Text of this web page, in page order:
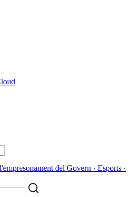
del Govern · Esports ·